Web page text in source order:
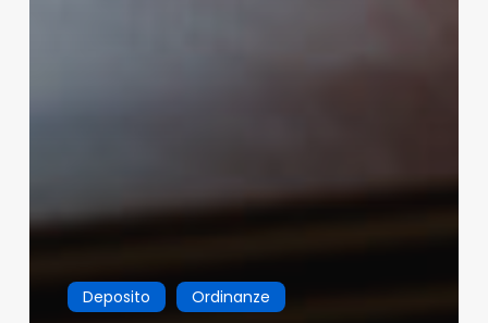
Deposito Ordinanze